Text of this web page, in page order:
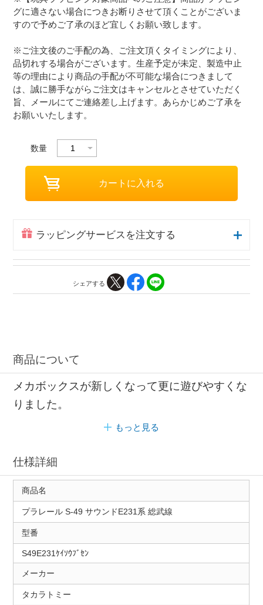
グに適さない場合につきお断りさせて頂くことがございま
すので予めご了承のほど宜しくお願い致します。
※ご注文後のご手配の為、ご注文頂くタイミングにより、
品切れする場合がございます。生産予定が未定、製造中止
等の理由により商品の手配が不可能な場合につきまして
は、誠に勝手ながらご注文はキャンセルとさせていただく
旨、メールにてご連絡差し上げます。あらかじめご了承を
お願いいたします。
数量
ラッピングサービスを注文する
シェアする
商品について
メカボックスが新しくなって更に遊びやすくな
りました。
もっと見る
仕様詳細
商品名
プラレール S-49 サウンドE231系 総武線
型番
S49E231ｹｲｿｳﾌﾞｾﾝ
メーカー
タカラトミー